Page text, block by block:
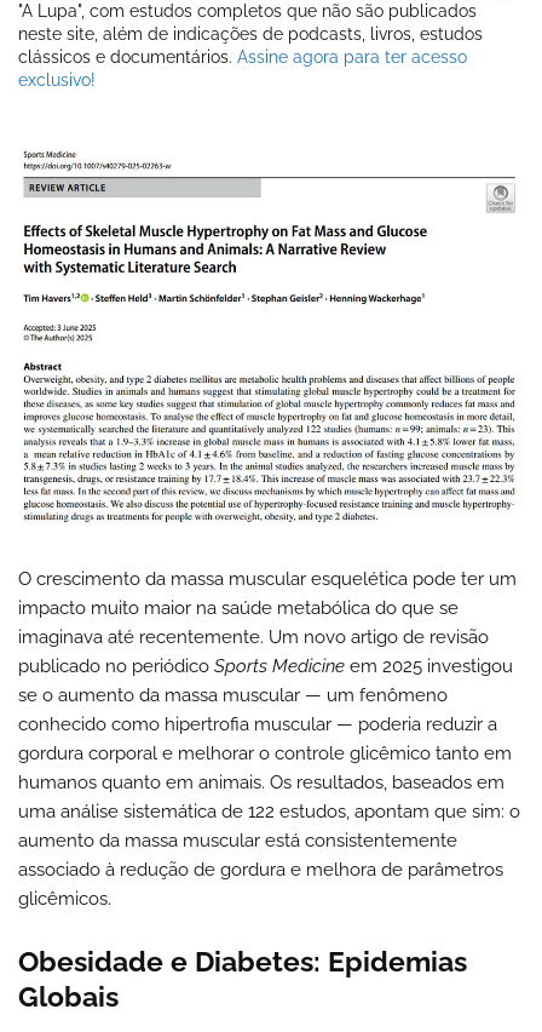
"A Lupa", com estudos completos que não são publicados
neste site, além de indicações de podcasts, livros, estudos
clássicos e documentários. Assine agora para ter acesso
exclusivo!
O crescimento da massa muscular esquelética pode ter um
impacto muito maior na saúde metabólica do que se
imaginava até recentemente. Um novo artigo de revisão
publicado no periódico Sports Medicine em 2025 investigou
se o aumento da massa muscular — um fenômeno
conhecido como hipertrofia muscular — poderia reduzir a
gordura corporal e melhorar o controle glicêmico tanto em
humanos quanto em animais. Os resultados, baseados em
uma análise sistemática de 122 estudos, apontam que sim: o
aumento da massa muscular está consistentemente
associado à redução de gordura e melhora de parâmetros
glicêmicos.
Obesidade e Diabetes: Epidemias
Globais